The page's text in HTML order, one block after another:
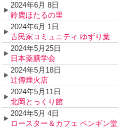
2024年6月 8日
鈴鹿ほたるの里
2024年6月 1日
古民家コミュニティ ゆずり葉
2024年5月25日
日本薬膳学会
2024年5月18日
辻傳煙火店
2024年5月11日
北岡とっくり館
2024年5月 4日
ロースター＆カフェ ペンギン堂